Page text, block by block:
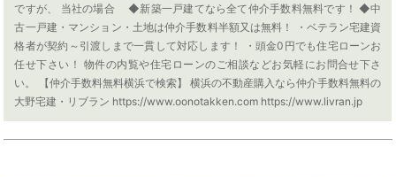
ですが、 当社の場合 ◆新築一戸建てなら全て仲介手数料無料です！ ◆中
古一戸建・マンション・土地は仲介手数料半額又は無料！ ・ベテラン宅建資
格者が契約～引渡しまで一貫して対応します！ ・頭金0円でも住宅ローンお
任せ下さい！ 物件の内覧や住宅ローンのご相談などお気軽にお問合せ下さ
い。 【仲介手数料無料横浜で検索】 横浜の不動産購入なら仲介手数料無料の
大野宅建・リブラン https://www.oonotakken.com https://www.livran.jp